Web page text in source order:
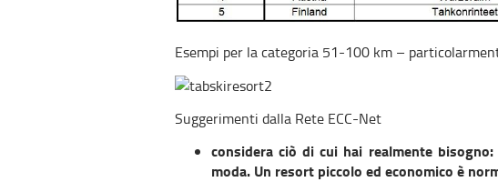
Esempi per la categoria 51-100 km –
Suggerimenti dalla Rete ECC-Net
considera ciò di cui hai realmente
moda. Un resort piccolo ed economico è